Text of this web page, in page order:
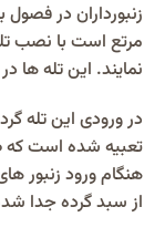
زنبورداران در
مرتع است با نصب
نمایند. این تله
در ورودی این تله
تعبیه شده است که
هنگام ورود زنبور
از سبد گرده جدا